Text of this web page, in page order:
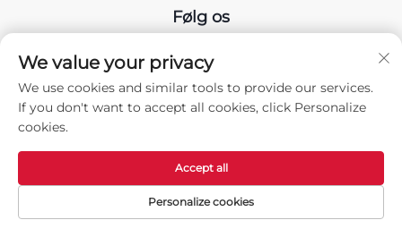
Følg os
Copyright © 2025 China Guangdong Udstillingshal Intelligent
Equipment Co., Ltd. Alle rettigheder forbeholdes. -
Privatlivspolitik
We value your privacy
We use cookies and similar tools to provide our services.
If you don't want to accept all cookies, click Personalize
cookies.
Personalize cookies
Accept all